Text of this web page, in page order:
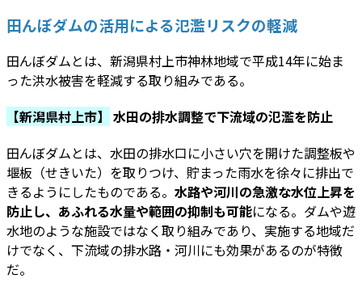
田んぼダムの活用による氾濫リスクの軽減
田んぼダムとは、新潟県村上市神林地域で平成14年に始ま
った洪水被害を軽減する取り組みである。
【新潟県村上市】 水田の排水調整で下流域の氾濫を防止
田んぼダムとは、水田の排水口に小さい穴を開けた調整板や
堰板（せきいた）を取りつけ、貯まった雨水を徐々に排出で
きるようにしたものである。 水路や河川の急激な水位上昇を
防止し、あふれる水量や範囲の抑制も可能になる。ダムや遊
水地のような施設ではなく取り組みであり、実施する地域だ
けでなく、下流域の排水路・河川にも効果があるのが特徴
だ。